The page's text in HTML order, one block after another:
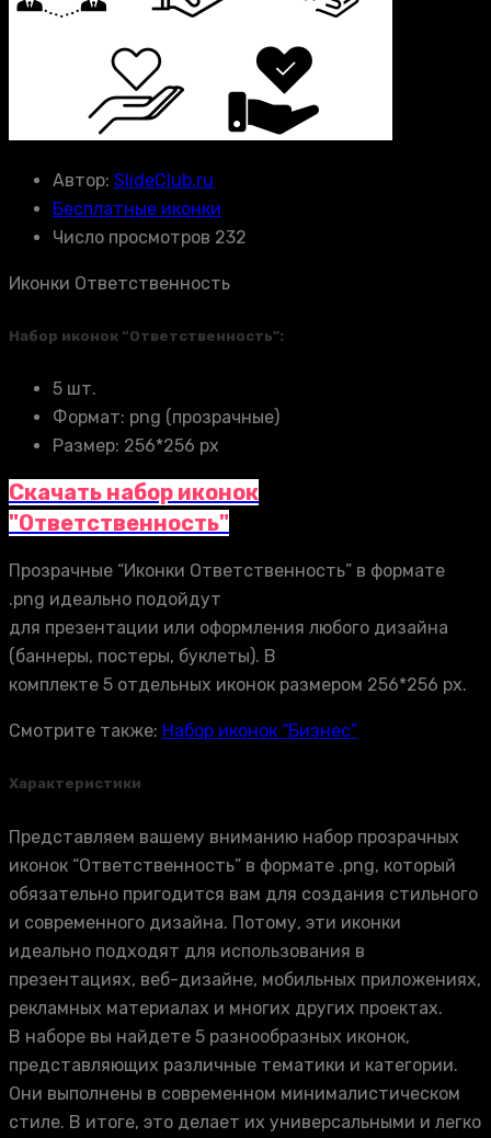
Автор: SlideClub.ru
Бесплатные иконки
Число просмотров 232
Иконки Ответственность
Набор иконок “Ответственность”:
5 шт.
Формат: png (прозрачные)
Размер: 256*256 px
Скачать набор иконок
"Ответственность"
Прозрачные “Иконки Ответственность” в формате
.png идеально подойдут
для презентации или оформления любого дизайна
(баннеры, постеры, буклеты). В
комплекте 5 отдельных иконок размером 256*256 px.
Смотрите также: Набор иконок “Бизнес”
Характеристики
Представляем вашему вниманию набор прозрачных
иконок “Ответственность” в формате .png, который
обязательно пригодится вам для создания стильного
и современного дизайна. Потому, эти иконки
идеально подходят для использования в
презентациях, веб-дизайне, мобильных приложениях,
рекламных материалах и многих других проектах.
В наборе вы найдете 5 разнообразных иконок,
представляющих различные тематики и категории.
Они выполнены в современном минималистическом
стиле. В итоге, это делает их универсальными и легко